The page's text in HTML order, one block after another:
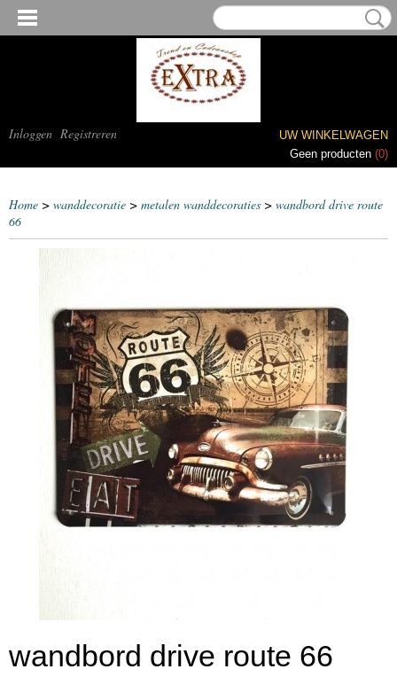
Inloggen Registreren
UW WINKELWAGEN
Geen producten (0)
Home > wanddecoratie > metalen wanddecoraties > wandbord drive route
66
wandbord drive route 66